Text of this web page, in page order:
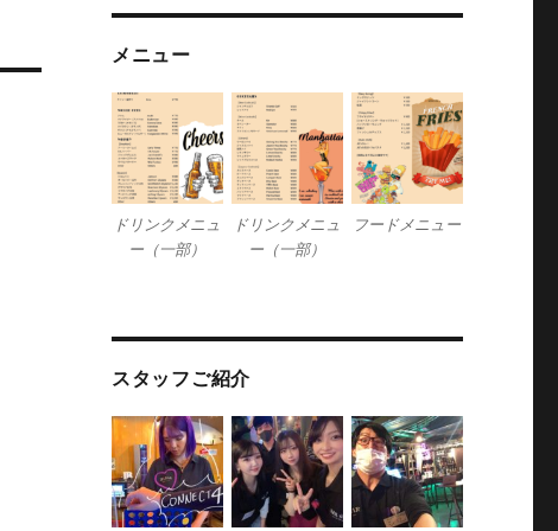
メニュー
ドリンクメニュ
ー（一部）
ドリンクメニュ
ー（一部）
フードメニュー
スタッフご紹介